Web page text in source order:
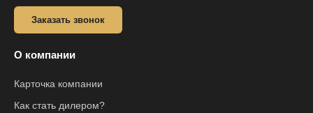
Заказать звонок
О компании
Карточка компании
Как стать дилером?